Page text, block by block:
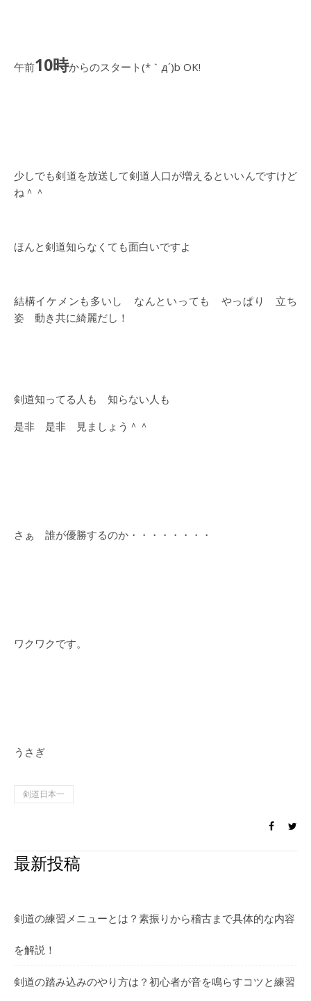
午前10時からのスタート(*｀д´)b OK!
少しでも剣道を放送して剣道人口が増えるといいんですけど
ね＾＾
ほんと剣道知らなくても面白いですよ
結構イケメンも多いし なんといっても やっぱり 立ち
姿 動き共に綺麗だし！
剣道知ってる人も 知らない人も
是非 是非 見ましょう＾＾
さぁ 誰が優勝するのか・・・・・・・・
ワクワクです。
うさぎ
剣道日本一
最新投稿
剣道の練習メニューとは？素振りから稽古まで具体的な内容
を解説！
剣道の踏み込みのやり方は？初心者が音を鳴らすコツと練習